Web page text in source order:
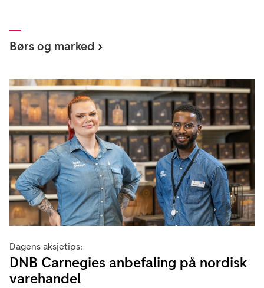
Børs og marked
Dagens aksjetips:
DNB Carnegies anbefaling på nordisk
varehandel